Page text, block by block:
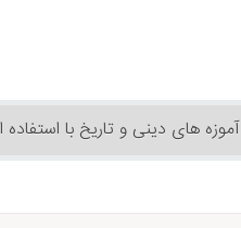
آموزه های دینی و تاریخ با استفاده